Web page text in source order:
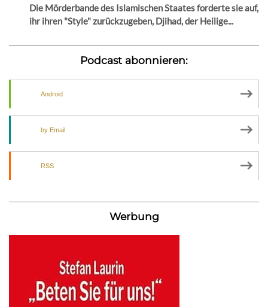
Die Mörderbande des Islamischen Staates forderte sie auf,
ihr ihren "Style" zurückzugeben, Djihad, der Heilige...
Podcast abonnieren:
Android
by Email
RSS
Werbung